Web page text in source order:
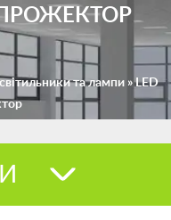
та лампи »LED